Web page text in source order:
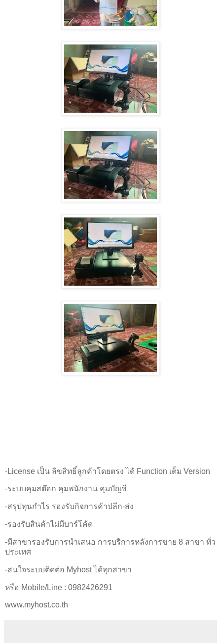
-License เป็น ลิขสิทธิ์ลูกค้าโดยตรง ได้ Function เต็ม Version
-ระบบคุมสต๊อก คุมพนักงาน คุมบัญชี
-สรุปทุนกำไร รองรับกิจการค้าปลีก-ส่ง
-รองรับสินค้าไม่มีบาร์โค้ด
-มีสาขารองรับการนำเสนอ การบริการหลังการขาย 8 สาขา ทั่ว
ประเทศ
-สนใจระบบติดต่อ Myhost ได้ทุกสาขา
หรือ Mobile/Line : 0982426291
www.myhost.co.th